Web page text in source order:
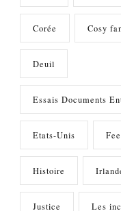
Corée Cosy
Deuil
Essais Documents
Etats-Unis
Histoire
Justice Les